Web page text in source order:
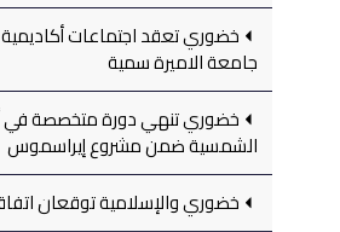
خضوري تعقد اجتماعات
جامعة الاميرة سمية
خضوري تنهي دورة متخصصة في
الشمسية ضمن مشروع إيراسموس
خضوري والإسلامية توقعان